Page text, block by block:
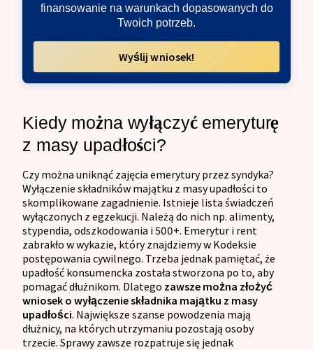
finansowanie na warunkach dopasowanych do
Twoich potrzeb.
Wyślij wniosek!
Kiedy można wyłączyć emeryturę
z masy upadłości?
Czy można uniknąć zajęcia emerytury przez syndyka?
Wyłączenie składników majątku z masy upadłości to
skomplikowane zagadnienie. Istnieje lista świadczeń
wyłączonych z egzekucji. Należą do nich np. alimenty,
stypendia, odszkodowania i 500+. Emerytur i rent
zabrakło w wykazie, który znajdziemy w Kodeksie
postępowania cywilnego. Trzeba jednak pamiętać, że
upadłość konsumencka została stworzona po to, aby
pomagać dłużnikom. Dlatego zawsze można złożyć
wniosek o wyłączenie składnika majątku z masy
upadłości. Największe szanse powodzenia mają
dłużnicy, na których utrzymaniu pozostają osoby
trzecie. Sprawy zawsze rozpatruje się jednak